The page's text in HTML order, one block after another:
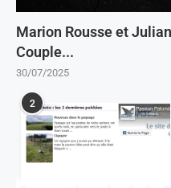
Marion Rousse et
Couple...
30/07/2025
2